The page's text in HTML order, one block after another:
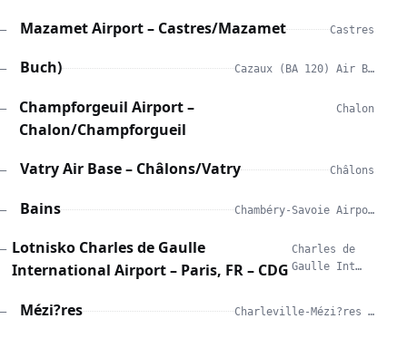
— Mazamet Airport – Castres/Mazamet Castres
— Buch) Cazaux (BA 120) Air B…
—
Champforgeuil Airport –
Chalon/Champforgueil
Chalon
— Vatry Air Base – Châlons/Vatry Châlons
— Bains Chambéry-Savoie Airpo…
— Lotnisko Charles de Gaulle
International Airport – Paris, FR – CDG
Charles de
Gaulle Int…
— Mézi?res Charleville-Mézi?res …